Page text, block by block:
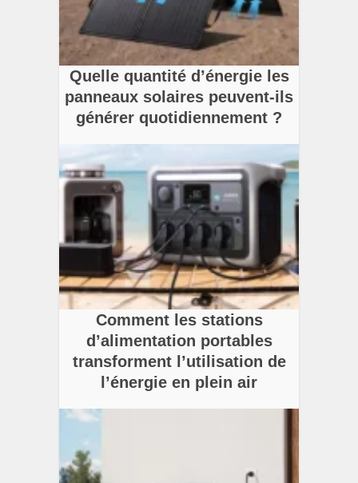
Quelle quantité d’énergie les
panneaux solaires peuvent-ils
générer quotidiennement ?
Comment les stations
d’alimentation portables
transforment l’utilisation de
l’énergie en plein air